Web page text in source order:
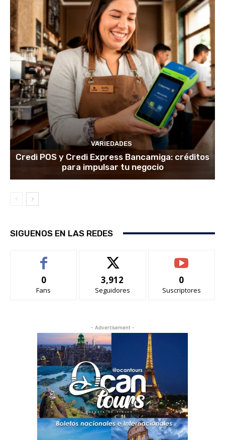
VARIEDADES
Credi POS y Credi Express Bancamiga: créditos
para impulsar tu negocio
SIGUENOS EN LAS REDES
0
Fans
3,912
Seguidores
0
Suscriptores
- Advertisement -